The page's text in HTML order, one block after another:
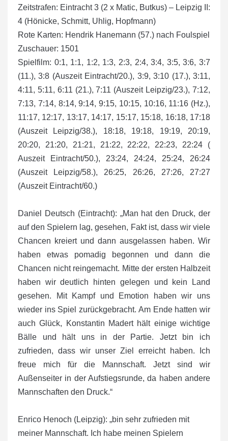
Zeitstrafen: Eintracht 3 (2 x Matic, Butkus) – Leipzig II:
4 (Hönicke, Schmitt, Uhlig, Hopfmann)
Rote Karten: Hendrik Hanemann (57.) nach Foulspiel
Zuschauer: 1501
Spielfilm: 0:1, 1:1, 1:2, 1:3, 2:3, 2:4, 3:4, 3:5, 3:6, 3:7
(11.), 3:8 (Auszeit Eintracht/20.), 3:9, 3:10 (17.), 3:11,
4:11, 5:11, 6:11 (21.), 7:11 (Auszeit Leipzig/23.), 7:12,
7:13, 7:14, 8:14, 9:14, 9:15, 10:15, 10:16, 11:16 (Hz.),
11:17, 12:17, 13:17, 14:17, 15:17, 15:18, 16:18, 17:18
(Auszeit Leipzig/38.), 18:18, 19:18, 19:19, 20:19,
20:20, 21:20, 21:21, 21:22, 22:22, 22:23, 22:24 (
Auszeit Eintracht/50.), 23:24, 24:24, 25:24, 26:24
(Auszeit Leipzig/58.), 26:25, 26:26, 27:26, 27:27
(Auszeit Eintracht/60.)
Daniel Deutsch (Eintracht): „Man hat den Druck, der
auf den Spielern lag, gesehen, Fakt ist, dass wir viele
Chancen kreiert und dann ausgelassen haben. Wir
haben etwas pomadig begonnen und dann die
Chancen nicht reingemacht. Mitte der ersten Halbzeit
haben wir deutlich hinten gelegen und kein Land
gesehen. Mit Kampf und Emotion haben wir uns
wieder ins Spiel zurückgebracht. Am Ende hatten wir
auch Glück, Konstantin Madert hält einige wichtige
Bälle und hält uns in der Partie. Jetzt bin ich
zufrieden, dass wir unser Ziel erreicht haben. Ich
freue mich für die Mannschaft. Jetzt sind wir
Außenseiter in der Aufstiegsrunde, da haben andere
Mannschaften den Druck.“
Enrico Henoch (Leipzig): „bin sehr zufrieden mit
meiner Mannschaft. Ich habe meinen Spielern